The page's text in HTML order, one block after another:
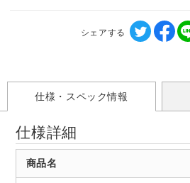
シェアする
仕様・スペック情報
仕様詳細
商品名